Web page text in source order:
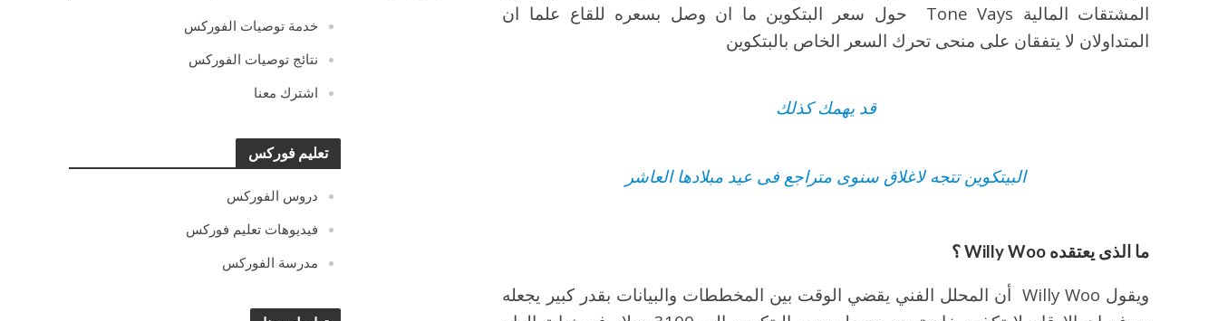
خدمة توصيات الفوركس
نتائج توصيات الفوركس
اشترك معنا
تعليم فوركس
دروس الفوركس
فيديوهات تعليم فوركس
مدرسة الفوركس
المشتقات المالية Tone Vays حول سعر البتكوين ما ان وصل بسعره للقاع علما ان
المتداولان لا يتفقان على منحى تحرك السعر الخاص بالبتكوين
قد يهمك كذلك
البيتكوين تتجه لاغلاق سنوى متراجع فى عيد مبلادها العاشر
ما الذى يعتقده Willy Woo ؟
ويقول Willy Woo أن المحلل الفني يقضي الوقت بين المخططات والبيانات بقدر كبير يجعله